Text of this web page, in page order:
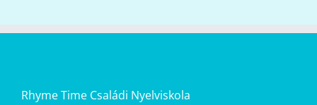
Rhyme Time Családi Nyelviskola